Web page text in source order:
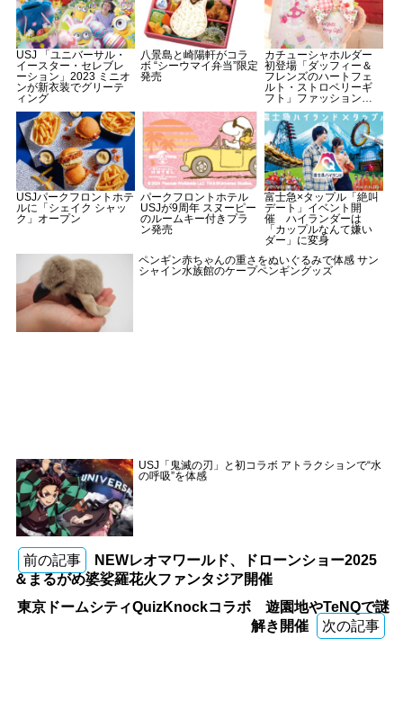
USJ 「ユニバーサル・
イースター・セレブレ
ーション」2023 ミニオ
ンが新衣装でグリーテ
ィング
八景島と崎陽軒がコラ
ボ “シーウマイ弁当”限定
発売
カチューシャホルダー
初登場「ダッフィー＆
フレンズのハートフェ
ルト・ストロベリーギ
フト」ファッショング
ッズ
USJパークフロントホテ
ルに「シェイク シャッ
ク」オープン
パークフロントホテル
USJが9周年 スヌーピー
のルームキー付きプラ
ン発売
富士急×タップル「絶叫
デート」イベント開
催 ハイランダーは
「カップルなんて嫌い
ダー」に変身
ペンギン赤ちゃんの重さをぬいぐるみで体感 サン
シャイン水族館のケープペンギングッズ
USJ「鬼滅の刃」と初コラボ アトラクションで“水
の呼吸”を体感
前の記事
NEWレオマワールド、ドローンショー2025
＆まるがめ婆娑羅花火ファンタジア開催
東京ドームシティQuizKnockコラボ 遊園地やTeNQで謎
解き開催
次の記事